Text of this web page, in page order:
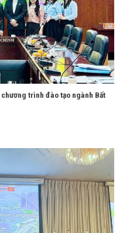
trình đào tạo ngành Bất